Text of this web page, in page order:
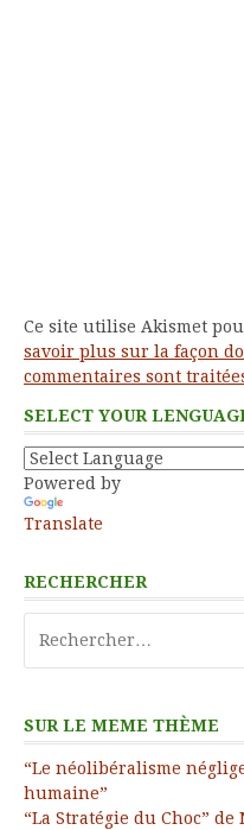
Ce site utilise Akismet
savoir plus sur la façon
commentaires sont
SELECT YOUR
Powered by
Translate
RECHERCHER
SUR LE MEME THÈME
“Le néolibéralisme
humaine”
“La Stratégie du Choc”